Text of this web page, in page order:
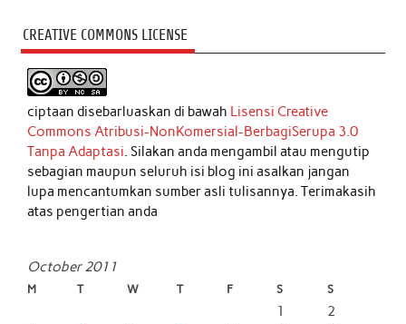
CREATIVE COMMONS LICENSE
ciptaan disebarluaskan di bawah Lisensi Creative
Commons Atribusi-NonKomersial-BerbagiSerupa 3.0
Tanpa Adaptasi. Silakan anda mengambil atau mengutip
sebagian maupun seluruh isi blog ini asalkan jangan
lupa mencantumkan sumber asli tulisannya. Terimakasih
atas pengertian anda
October 2011
M T W T F S S
1
2